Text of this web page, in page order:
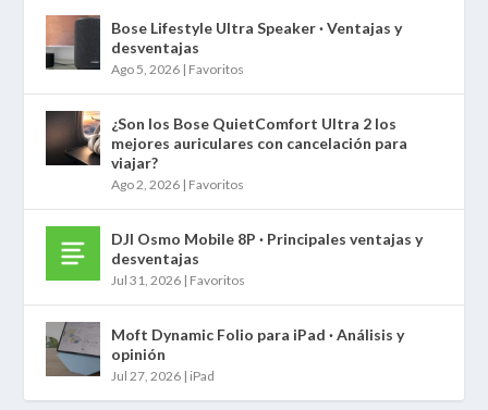
Bose Lifestyle Ultra Speaker · Ventajas y
desventajas
Ago 5, 2026 | Favoritos
¿Son los Bose QuietComfort Ultra 2 los
mejores auriculares con cancelación para
viajar?
Ago 2, 2026 | Favoritos
DJI Osmo Mobile 8P · Principales ventajas y
desventajas
Jul 31, 2026 | Favoritos
Moft Dynamic Folio para iPad · Análisis y
opinión
Jul 27, 2026 | iPad